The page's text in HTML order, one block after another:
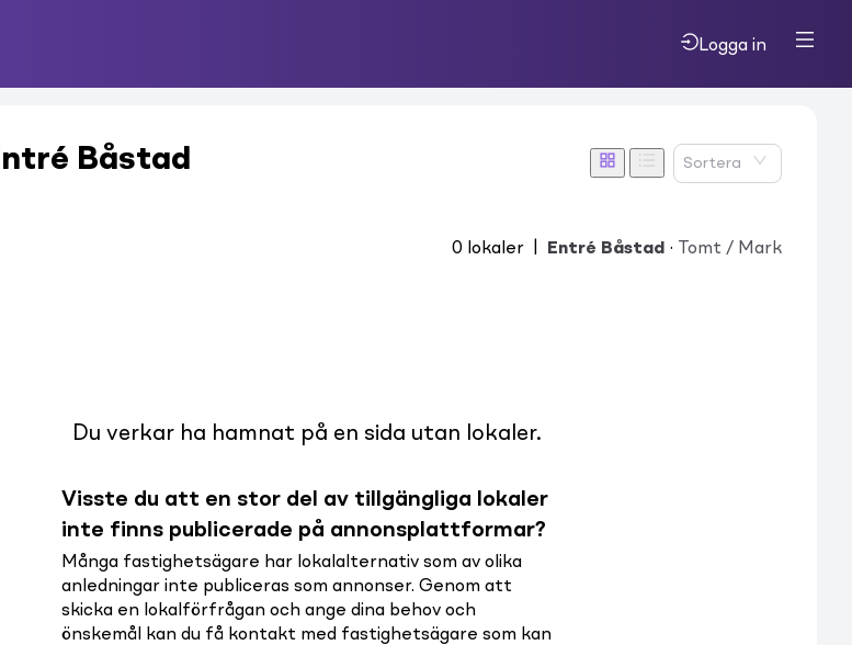
Logga in
Båstad Sortera
0 lokaler Entré Båstad · Tomt / Mark
Du verkar ha hamnat på en sida utan lokaler.
Visste du att en stor del av tillgängliga lokaler
inte finns publicerade på annonsplattformar?
Många fastighetsägare har lokalalternativ som av olika
anledningar inte publiceras som annonser. Genom att
skicka en lokalförfrågan och ange dina behov och
önskemål kan du få kontakt med fastighetsägare som kan